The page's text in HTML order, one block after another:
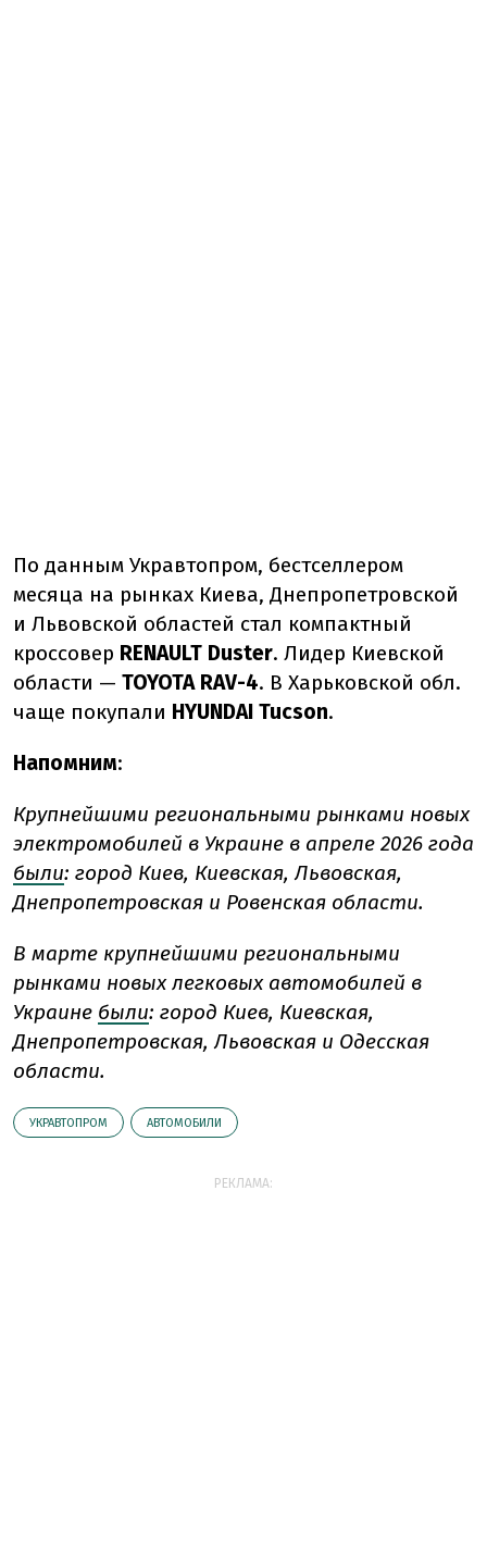
По данным Укравтопром, бестселлером
месяца на рынках Киева, Днепропетровской
и Львовской областей стал компактный
кроссовер RENAULT Duster. Лидер Киевской
области — TOYOTA RAV-4. В Харьковской обл.
чаще покупали HYUNDAI Tucson.
Напомним:
Крупнейшими региональными рынками новых
электромобилей в Украине в апреле 2026 года
были: город Киев, Киевская, Львовская,
Днепропетровская и Ровенская области.
В марте крупнейшими региональными
рынками новых легковых автомобилей в
Украине были: город Киев, Киевская,
Днепропетровская, Львовская и Одесская
области.
УКРАВТОПРОМ АВТОМОБИЛИ
РЕКЛАМА: